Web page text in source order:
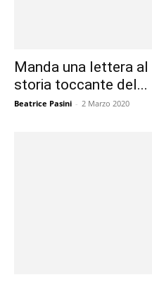
Manda una lettera al
storia toccante del...
Beatrice Pasini - 2 Marzo 2020